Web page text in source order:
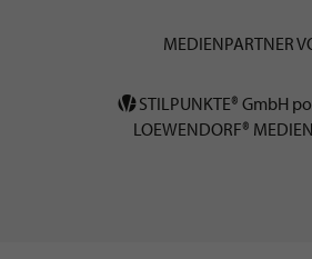
MEDIENPARTNER
STILPUNKTE® GmbH
LOEWENDORF®